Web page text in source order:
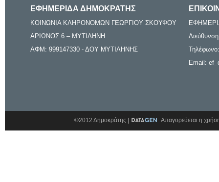
ΕΦΗΜΕΡΙΔΑ ΔΗΜΟΚΡΑΤΗΣ
ΚΟΙΝΩΝΙΑ ΚΛΗΡΟΝΟΜΩΝ ΓΕΩΡΓΙΟΥ ΣΚΟΥΦΟΥ
ΑΡΙΩΝΟΣ 6 – ΜΥΤΙΛΗΝΗ
ΑΦΜ: 999147330 - ΔΟΥ ΜΥΤΙΛΗΝΗΣ
Email:
©2012 Δημοκράτης | Απαγορεύεται η